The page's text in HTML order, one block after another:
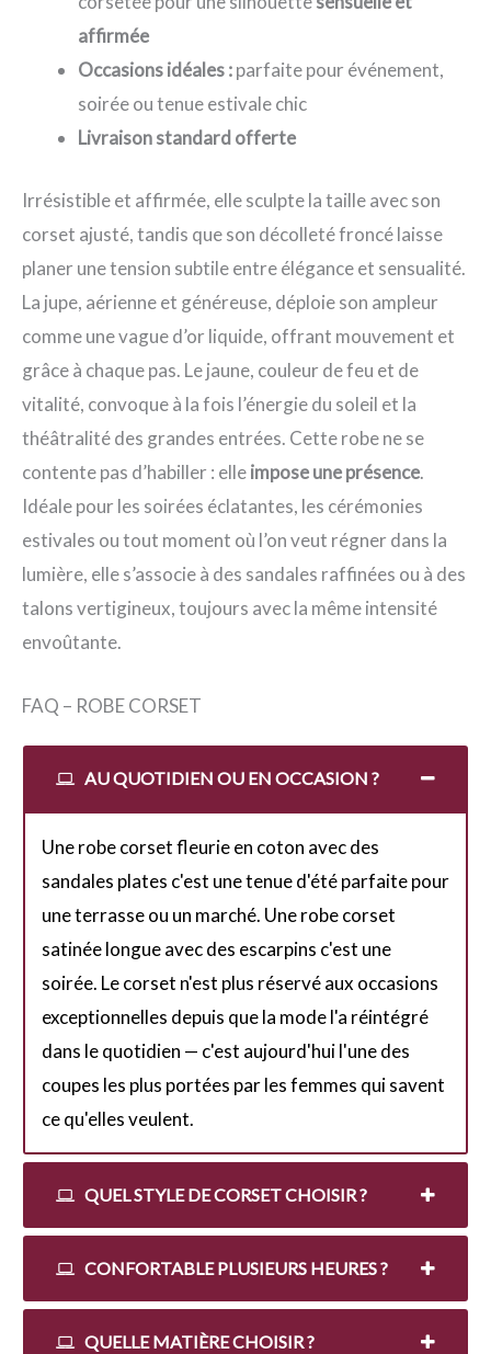
affirmée
Occasions idéales :parfaite pour événement,
soirée ou tenue estivale chic
Livraison standard offerte
Irrésistible et affirmée, elle sculpte la taille avec son
corset ajusté, tandis que son décolleté froncé laisse
planer une tension subtile entre élégance et sensualité.
La jupe, aérienne et généreuse, déploie son ampleur
comme une vague d’or liquide, offrant mouvement et
grâce à chaque pas. Le jaune, couleur de feu et de
vitalité, convoque à la fois l’énergie du soleil et la
théâtralité des grandes entrées. Cette robe ne se
contente pas d’habiller : elleimpose une présence.
Idéale pour les soirées éclatantes, les cérémonies
estivales ou tout moment où l’on veut régner dans la
lumière, elle s’associe à des sandales raffinées ou à des
talons vertigineux, toujours avec la même intensité
envoûtante.
FAQ – ROBE CORSET
AU QUOTIDIEN OU EN OCCASION ?
Une robe corset fleurie en coton avec des
sandales plates c'est une tenue d'été parfaite pour
une terrasse ou un marché. Une robe corset
satinée longue avec des escarpins c'est une
soirée. Le corset n'est plus réservé aux occasions
exceptionnelles depuis que la mode l'a réintégré
dans le quotidien — c'est aujourd'hui l'une des
coupes les plus portées par les femmes qui savent
ce qu'elles veulent.
QUEL STYLE DE CORSET CHOISIR ?
CONFORTABLE PLUSIEURS HEURES ?
QUELLE MATIÈRE CHOISIR ?